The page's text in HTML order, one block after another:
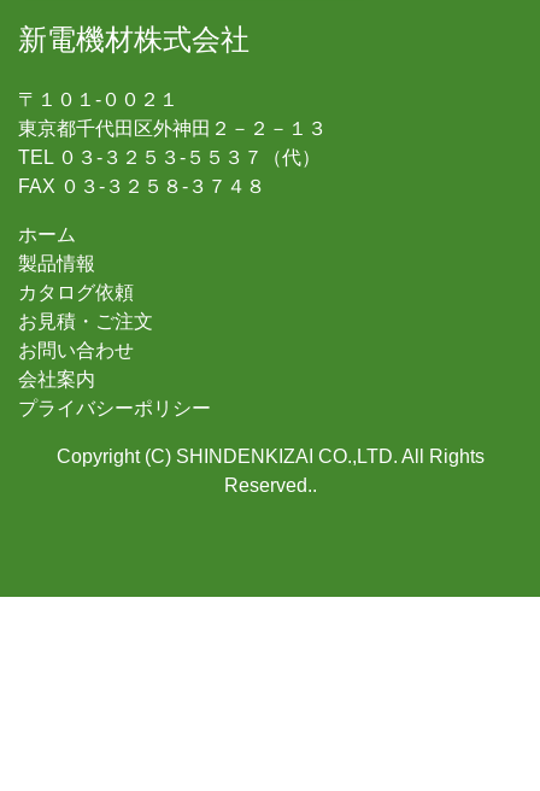
新電機材株式会社
〒１０１-００２１
東京都千代田区外神田２－２－１３
TEL ０３-３２５３-５５３７（代）
FAX ０３-３２５８-３７４８
ホーム
製品情報
カタログ依頼
お見積・ご注文
お問い合わせ
会社案内
プライバシーポリシー
Copyright (C) SHINDENKIZAI CO.,LTD. All Rights
Reserved..